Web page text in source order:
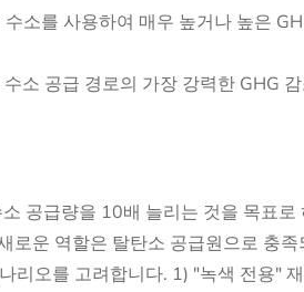
소를 사용하여 매우 높거나 높은
소 공급 경로의 가장 강력한 GHG
공급량을 10배 늘리는 것을 목표
운 역할은 탈탄소 공급원으로 충족
리오를 고려합니다. 1) "녹색 전용"